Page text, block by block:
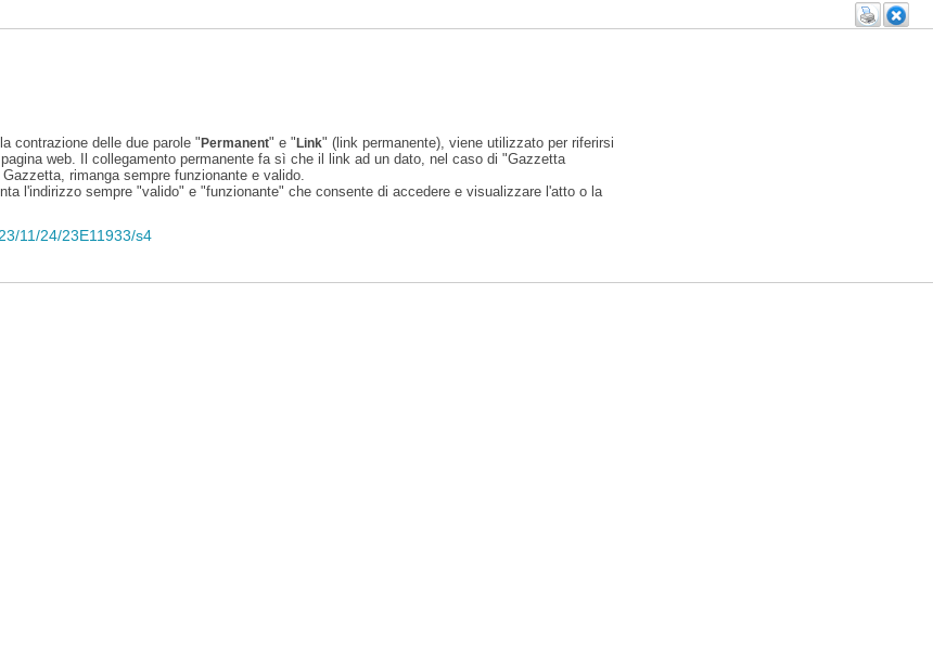
contrazione delle due parole "Permanent" e "Link" (link permanente), viene utilizzato per riferirsi
web. Il collegamento permanente fa sì che il link ad un dato, nel caso di "Gazzetta
rimanga sempre funzionante e valido.
l'indirizzo sempre "valido" e "funzionante" che consente di accedere e visualizzare l'atto o la
11/24/23E11933/s4